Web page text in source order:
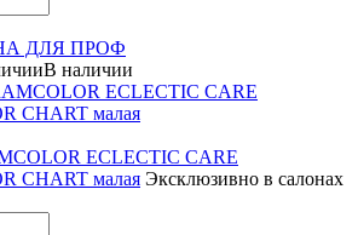
ДЛЯ ПРОФ
В наличии
ECLECTIC CARE
CHART малая Эксклюзивно в салонах